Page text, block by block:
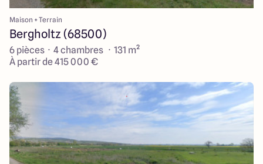
Maison + Terrain
Bergholtz (68500)
6 pièces · 4 chambres · 131 m²
À partir de 415 000 €